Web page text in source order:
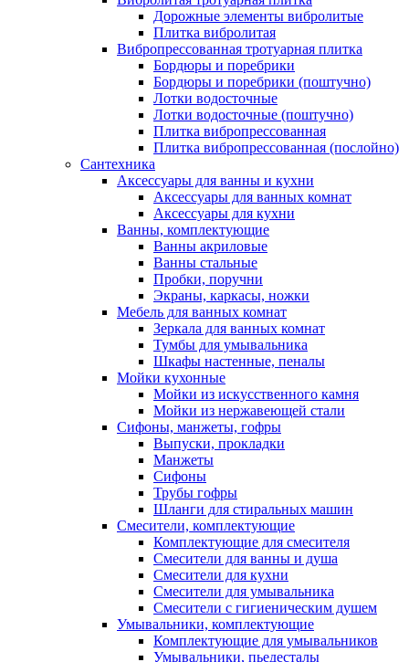
Дорожные элементы вибролитые
Плитка вибролитая
Вибропрессованная тротуарная плитка
Бордюры и поребрики
Бордюры и поребрики (поштучно)
Лотки водосточные
Лотки водосточные (поштучно)
Плитка вибропрессованная
Плитка вибропрессованная (послойно)
Сантехника
Аксессуары для ванны и кухни
Аксессуары для ванных комнат
Аксессуары для кухни
Ванны, комплектующие
Ванны акриловые
Ванны стальные
Пробки, поручни
Экраны, каркасы, ножки
Мебель для ванных комнат
Зеркала для ванных комнат
Тумбы для умывальника
Шкафы настенные, пеналы
Мойки кухонные
Мойки из искусственного камня
Мойки из нержавеющей стали
Сифоны, манжеты, гофры
Выпуски, прокладки
Манжеты
Сифоны
Трубы гофры
Шланги для стиральных машин
Смесители, комплектующие
Комплектующие для смесителя
Смесители для ванны и душа
Смесители для кухни
Смесители для умывальника
Смесители с гигиеническим душем
Умывальники, комплектующие
Комплектующие для умывальников
Умывальники, пьедесталы